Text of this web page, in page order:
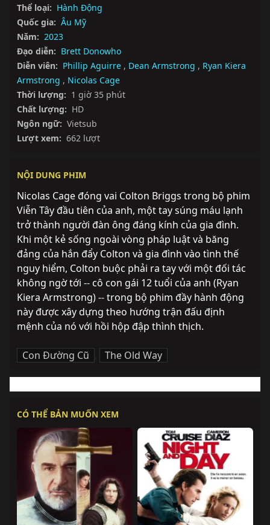
Thể loại: Hành Động
Quốc gia: Âu Mỹ
Năm: 2023
Đạo diễn: Brett Donowho
Diễn viên: Phillip Aguirre , Dean Armstrong , Ryan Kiera
Armstrong , Nicolas Cage
Thời lượng: 1 giờ 35 phút
Chất lượng: HD
Ngôn ngữ: Vietsub
Lượt xem: 662 lượt
NỘI DUNG PHIM
Nicolas Cage đóng vai Colton Briggs trong bộ phim
Viễn Tây đầu tiên của anh, một tay súng máu lạnh
trở thành người đàn ông đáng kính của gia đình.
Khi một kẻ sống ngoài vòng pháp luật và băng
đảng của hắn đẩy Colton và gia đình vào tình thế
nguy hiểm, Colton buộc phải ra tay với một đối tác
không ngờ tới -- cô con gái 12 tuổi của anh (Ryan
Kiera Armstrong) -- trong bộ phim đầy hành động
này được xây dựng theo hướng trận đấu định
mệnh của nó với hồi hộp đập thình thịch.
Con Đường Cũ , The Old Way
CÓ THỂ BẢN MUỐN XEM